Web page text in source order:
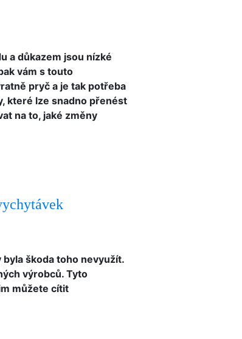
a důkazem jsou nízké
vám s touto
pryč a je tak potřeba
které lze snadno přenést
na to, jaké změny
škoda toho nevyužít.
výrobců. Tyto
můžete cítit